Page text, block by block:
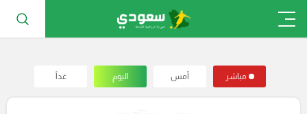
مباشر أمس اليوم غداً